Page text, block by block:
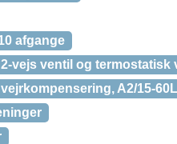
afgange
vejs ventil og termostatisk
A2/15-